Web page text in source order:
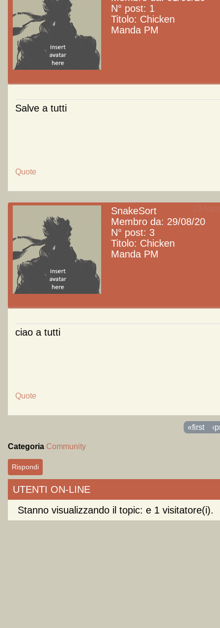
N° post: 1
Titolo: Chicken
Manda PM
Salve a tutti
Quote
SnakeSort
Membro da: 29/08/20
N° post: 3
Titolo: Chicken
Manda PM
ciao a tutti
Quote
«first
Categoria Community
Rispondi
UTENTI ON-LINE
Stanno visualizzando il topic: e 1 visitatore(i).